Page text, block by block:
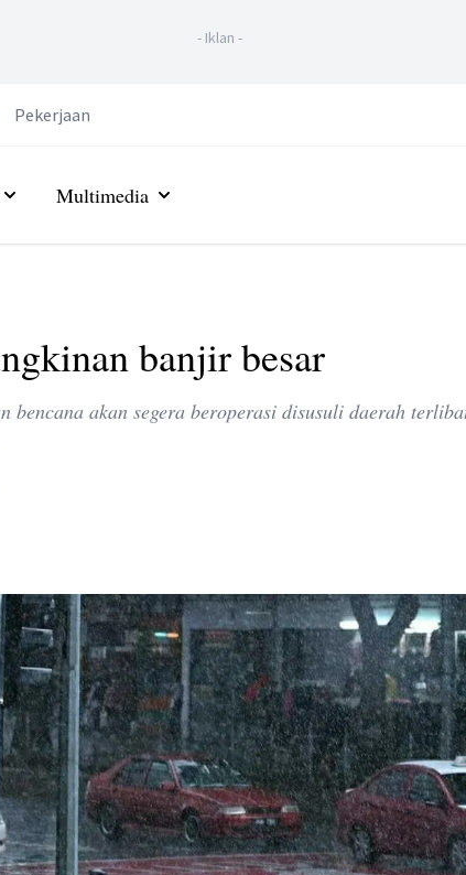
- Iklan -
Pekerjaan
Multimedia
banjir besar
akan segera beroperasi disusuli daerah